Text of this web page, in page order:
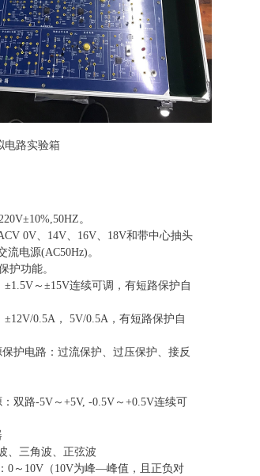
电路实验箱
。
0V、14V、16V、18V和带中心抽头
流电源(AC50Hz)。
功能。
～±15V连续可调，有短路保护自
0.5A， 5V/0.5A，有短路保护自
护电路：过流保护、过压保护、接反
双路-5V～+5V, -0.5V～+0.5V连续可
、三角波、正弦波
0～10V（10V为峰—峰值，且正负对